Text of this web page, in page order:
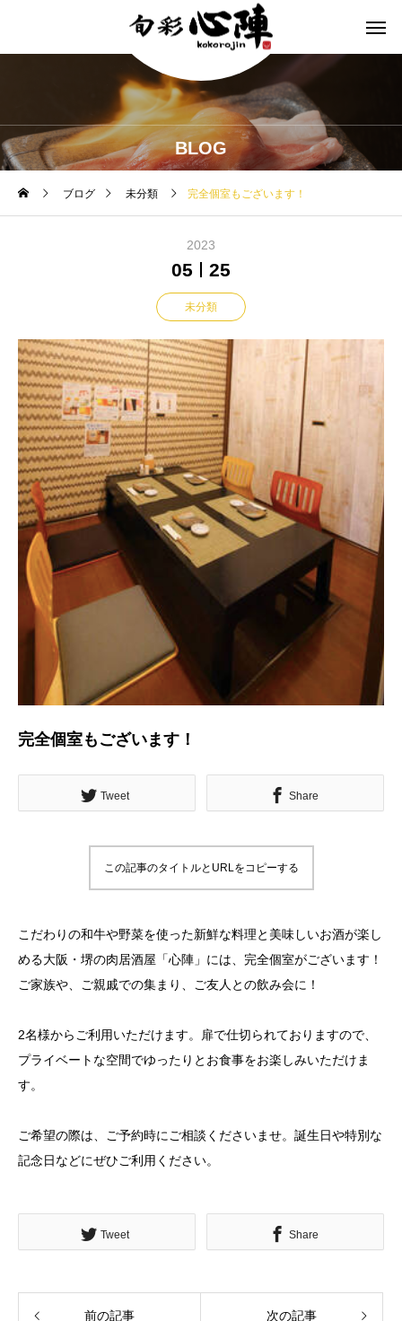
BLOG
ブログ 未分類 完全個室もございます！
2023
05 25
未分類
完全個室もございます！
Tweet Share
この記事のタイトルとURLをコピーする
こだわりの和牛や野菜を使った新鮮な料理と美味しいお酒が楽し
める大阪・堺の肉居酒屋「心陣」には、完全個室がございます！
ご家族や、ご親戚での集まり、ご友人との飲み会に！
2名様からご利用いただけます。扉で仕切られておりますので、
プライベートな空間でゆったりとお食事をお楽しみいただけま
す。
ご希望の際は、ご予約時にご相談くださいませ。誕生日や特別な
記念日などにぜひご利用ください。
Tweet Share
前の記事 次の記事